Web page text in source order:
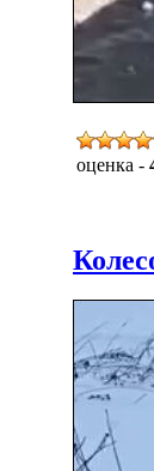
оценка -